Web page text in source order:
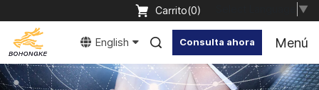
▼
Carrito(0)
Consulta ahora
English Menú